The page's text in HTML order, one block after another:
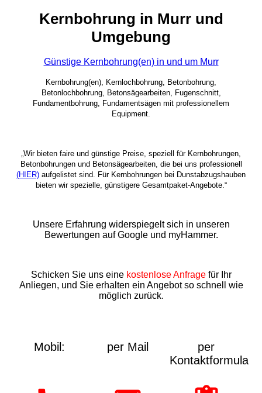
Kernbohrung in Murr und
Umgebung
Günstige Kernbohrung(en) in und um Murr
Kernbohrung(en), Kernlochbohrung, Betonbohrung,
Betonlochbohrung, Betonsägearbeiten, Fugenschnitt,
Fundamentbohrung, Fundamentsägen mit professionellem
Equipment.
„Wir bieten faire und günstige Preise, speziell für Kernbohrungen,
Betonbohrungen und Betonsägearbeiten, die bei uns professionell
(HIER) aufgelistet sind. Für Kernbohrungen bei Dunstabzugshauben
bieten wir spezielle, günstigere Gesamtpaket-Angebote.“
Unsere Erfahrung widerspiegelt sich in unseren
Bewertungen auf Google und myHammer.
Schicken Sie uns eine kostenlose Anfragefür Ihr
Anliegen, und Sie erhalten ein Angebot so schnell wie
möglich zurück.
Mobil: per Mail
per
Kontaktformular: